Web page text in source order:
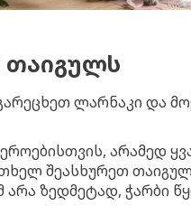
ლარნაკი და
არამედ
შეასხურეთ
ზედმეტად, ჭარბი